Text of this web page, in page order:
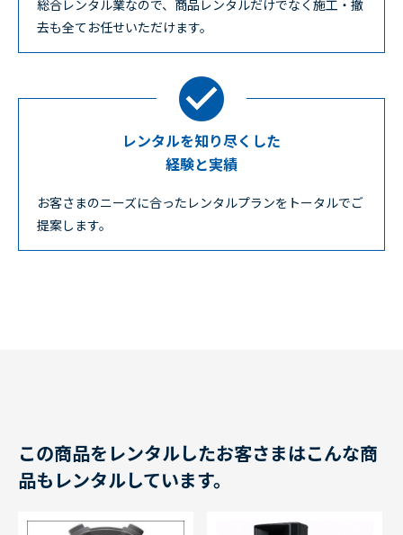
総合レンタル業なので、商品レンタルだけでなく施工・撤
去も全てお任せいただけます。
レンタルを知り尽くした
経験と実績
お客さまのニーズに合ったレンタルプランをトータルでご
提案します。
この商品をレンタルしたお客さまはこんな商
品もレンタルしています。